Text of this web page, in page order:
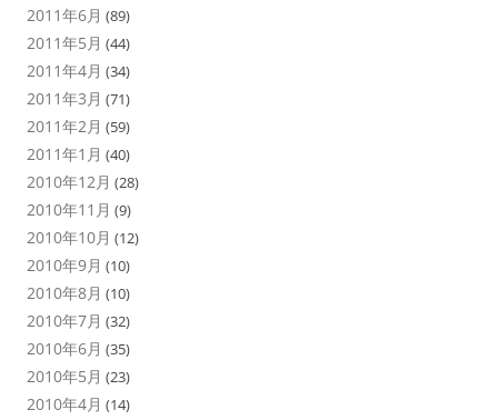
2011年6月 (89)
2011年5月 (44)
2011年4月 (34)
2011年3月 (71)
2011年2月 (59)
2011年1月 (40)
2010年12月 (28)
2010年11月 (9)
2010年10月 (12)
2010年9月 (10)
2010年8月 (10)
2010年7月 (32)
2010年6月 (35)
2010年5月 (23)
2010年4月 (14)